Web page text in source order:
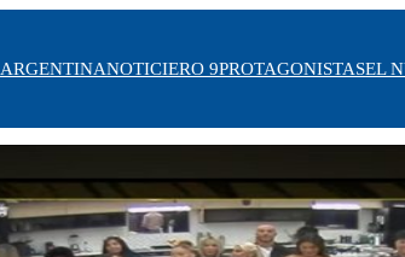
ARGENTINANOTICIERO 9PROTAGONISTASEL